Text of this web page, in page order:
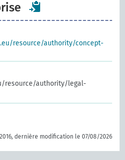
resource/authority/concept-
resource/authority/legal-
dernière modification le 07/08/2026